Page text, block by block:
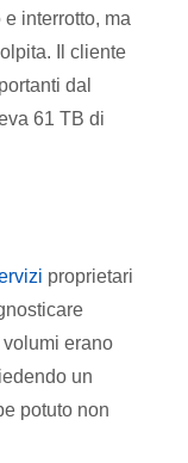
interrotto, ma
Il cliente
dal
61 TB di
proprietari
erano
un
potuto non